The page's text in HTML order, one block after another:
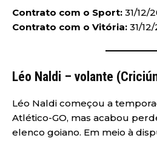
Contrato com o Sport: 31/12/
Contrato com o Vitória: 31/
Léo Naldi – volante
Léo Naldi começou a
Atlético-GO, mas acabou
elenco goiano. Em meio à